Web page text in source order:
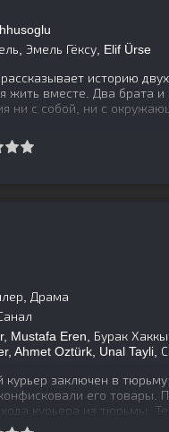
Эмель Гёксу, Elif Ürse
историю
жить вместе. Два брата и
ни с собой, ни с
Драма
Mustafa Eren, Бурак
Ahmet Oztürk, Unal Tayli,
курьер заключен в
его
курьера из тюрьмы.